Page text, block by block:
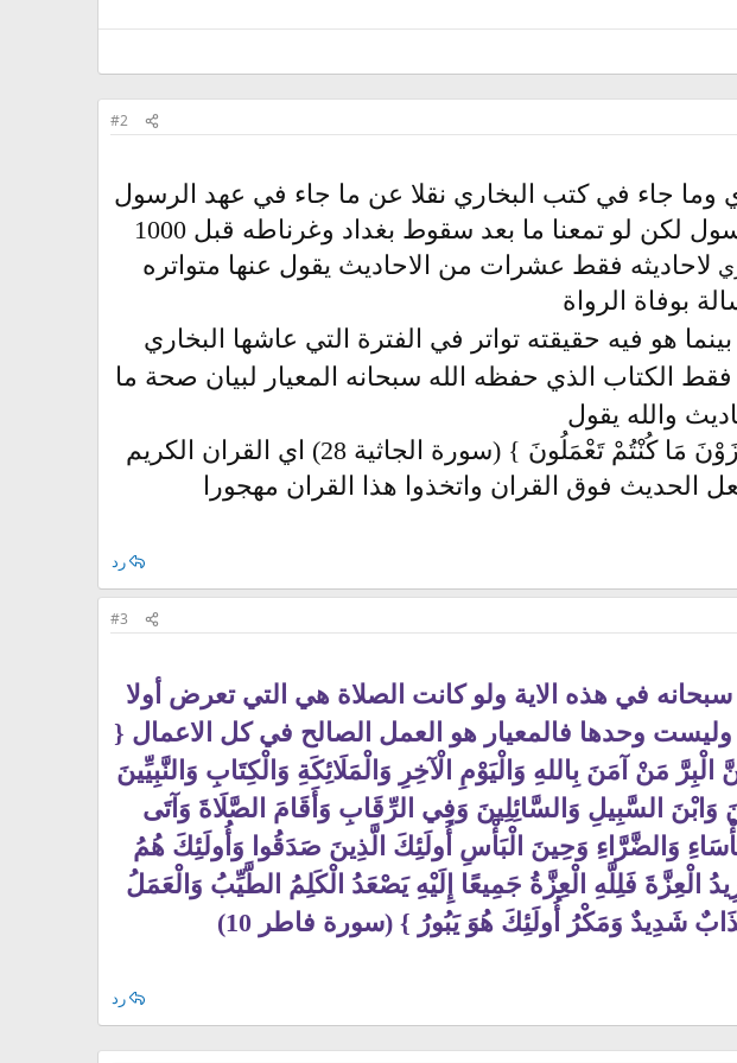
#2
وما جاء في كتب البخاري نقلا عن ما جاء في عهد الرسول
الى فترة حياة البخاري وبانقطاع عن مواكبة عصر الرسول لكن لو تمعنا ما بعد سقوط بغداد وغرناطه قبل 1000
لاحاديثه فقط عشرات من الاحاديث يقول عنها متواتره
بوفاة الرواة
هو فيه حقيقته تواتر في الفترة التي عاشها البخاري
الكتاب الذي حفظه الله سبحانه المعيار لبيان صحة ما
والله يقول
{ وَتَرَى كُلَّ أُمَّةٍ جَاثِيَةً كُلُّ أُمَّةٍ تُدْعَى إِلَى كِتَابِهَا الْيَوْمَ تُجْزَوْنَ مَا كُنْتُمْ تَعْمَلُونَ } (سورة الجاثية 28) اي القران الكريم
الحديث فوق القران واتخذوا هذا القران مهجورا
رد
#3
سبحانه في هذه الاية ولو كانت الصلاة هي التي تعرض أولا
وحدها فالمعيار هو العمل الصالح في كل الاعمال {
مَنْ آمَنَ بِاللهِ وَالْيَوْمِ الْآخِرِ وَالْمَلَائِكَةِ وَالْكِتَابِ وَالنَّبِيِّينَ
السَّبِيلِ وَالسَّائِلِينَ وَفِي الرِّقَابِ وَأَقَامَ الصَّلَاةَ وَآتَى
وَالضَّرَّاءِ وَحِينَ الْبَأْسِ أُولَئِكَ الَّذِينَ صَدَقُوا وَأُولَئِكَ هُمُ
{ مَنْ كَانَ يُرِيدُ الْعِزَّةَ فَلِلَّهِ الْعِزَّةُ جَمِيعًا إِلَيْهِ يَصْعَدُ الْكَلِمُ الطَّيِّبُ وَالْعَمَلُ
شَدِيدٌ وَمَكْرُ أُولَئِكَ هُوَ يَبُورُ } (سورة فاطر 10)
رد